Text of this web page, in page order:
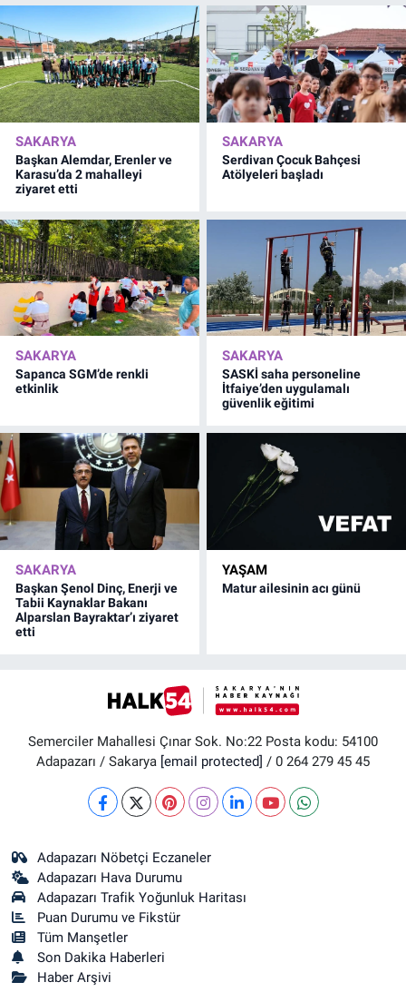
SAKARYA
Başkan Alemdar, Erenler ve
Karasu’da 2 mahalleyi
ziyaret etti
SAKARYA
Serdivan Çocuk Bahçesi
Atölyeleri başladı
SAKARYA
Sapanca SGM’de renkli
etkinlik
SAKARYA
SASKİ saha personeline
İtfaiye’den uygulamalı
güvenlik eğitimi
SAKARYA
Başkan Şenol Dinç, Enerji ve
Tabii Kaynaklar Bakanı
Alparslan Bayraktar’ı ziyaret
etti
YAŞAM
Matur ailesinin acı günü
Semerciler Mahallesi Çınar Sok. No:22 Posta kodu: 54100
Adapazarı / Sakarya [email protected] / 0 264 279 45 45
Adapazarı Nöbetçi Eczaneler
Adapazarı Hava Durumu
Adapazarı Trafik Yoğunluk Haritası
Puan Durumu ve Fikstür
Tüm Manşetler
Son Dakika Haberleri
Haber Arşivi